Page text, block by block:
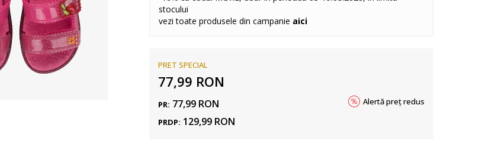
stocului
vezi toate produsele din campanie aici
PRET SPECIAL
77,99 RON
PR: 77,99 RON
PRDP: 129,99 RON
Alertă preț redus